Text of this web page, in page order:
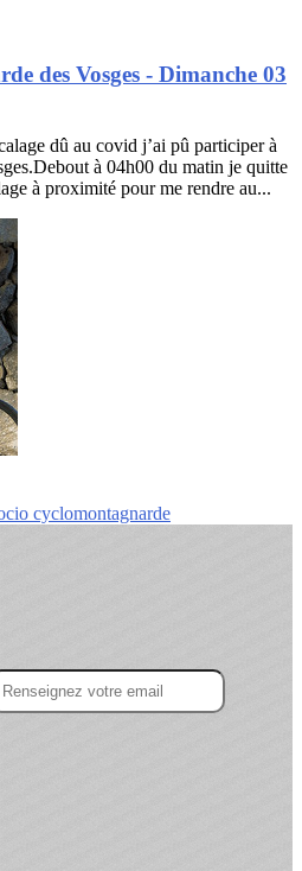
des Vosges - Dimanche 03
dû au covid j’ai pû participer à
à 04h00 du matin je quitte
à proximité pour me rendre au...
cyclomontagnarde